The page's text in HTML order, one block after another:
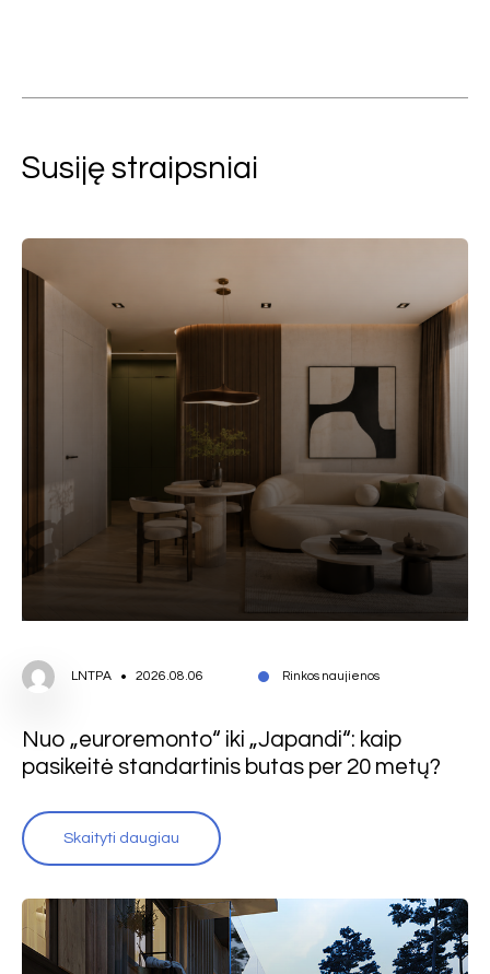
Susiję straipsniai
LNTPA 2026.08.06 Rinkos naujienos
Nuo „euroremonto“ iki „Japandi“: kaip
pasikeitė standartinis butas per 20 metų?
Skaityti daugiau